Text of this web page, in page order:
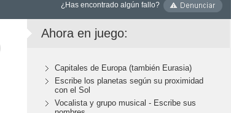
¿Has encontrado algún fallo?
Ahora en juego:
Capitales de Europa (también Eurasia)
Escribe los planetas según su proximidad
con el Sol
Vocalista y grupo musical - Escribe sus